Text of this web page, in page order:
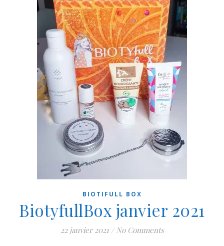
BIOTIFULL BOX
BiotyfullBox janvier 2021
22 janvier 2021 / No Comments